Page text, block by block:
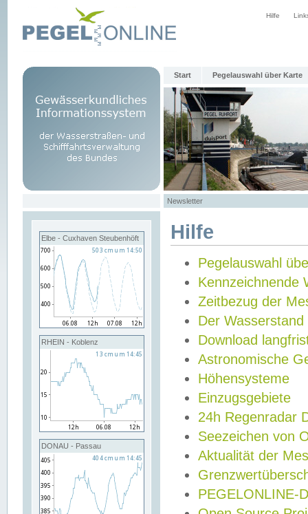
Hilfe
Start Pegelauswahl über Karte
Newsletter
Elbe - Cuxhaven Steubenhöft
RHEIN - Koblenz
DONAU - Passau
Hilfe
Pegelauswahl
Kennzeichnende
Zeitbezug der
Der Wasserstand
Download
Astronomische
Höhensysteme
Einzugsgebiete
24h Regenradar
Seezeichen von
Aktualität der
PEGELONLINE-